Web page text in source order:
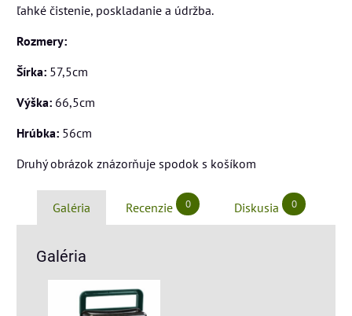
ľahké čistenie, poskladanie a údržba.
Rozmery:
Šírka: 57,5cm
Výška: 66,5cm
Hrúbka: 56cm
Druhý obrázok znázorňuje spodok s košíkom
Galéria Recenzie 0 Diskusia 0
Galéria